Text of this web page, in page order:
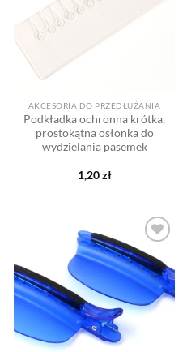
AKCESORIA DO PRZEDŁUŻANIA
Podkładka ochronna krótka,
prostokątna osłonka do
wydzielania pasemek
1,20zł
Dodaj
do listy
życzeń